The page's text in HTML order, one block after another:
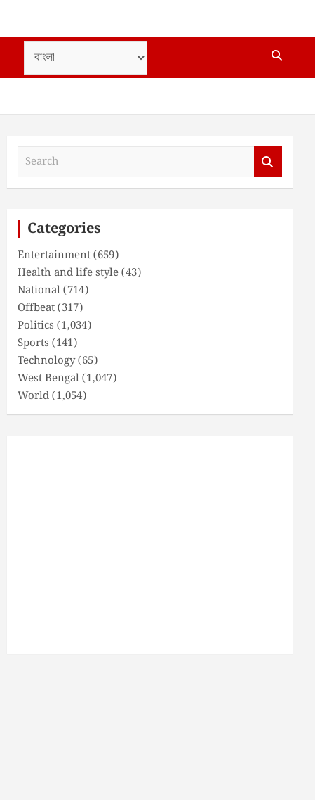
Categories
Entertainment(659)
Health and life style(43)
National(714)
Offbeat(317)
Politics (1,034)
Sports (141)
Technology(65)
West Bengal(1,047)
World(1,054)